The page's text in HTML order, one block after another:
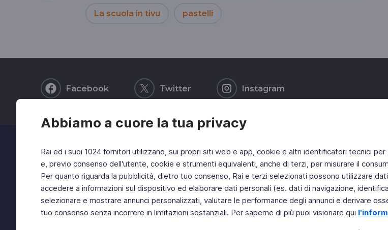
Abbiamo a cuore la tua privacy
Rai ed i suoi 1024 fornitori utilizzano, sui propri siti web e app, cookie e altri identificatori tecnici
e, previo consenso dell'utente, cookie e strumenti equivalenti, anche di terzi, per misurare il
Per quanto riguarda la pubblicità, dietro tuo consenso, Rai e terzi selezionati possono utilizzare
accedere a informazioni sul dispositivo ed elaborare dati personali (es. dati di navigazione,
selezionare e mostrare annunci personalizzati, valutare le performance degli annunci e derivare
tuo consenso senza incorrere in limitazioni sostanziali. Per saperne di più puoi visionare qui
La scuola in tivu pastelli
Facebook Twitter Instagram